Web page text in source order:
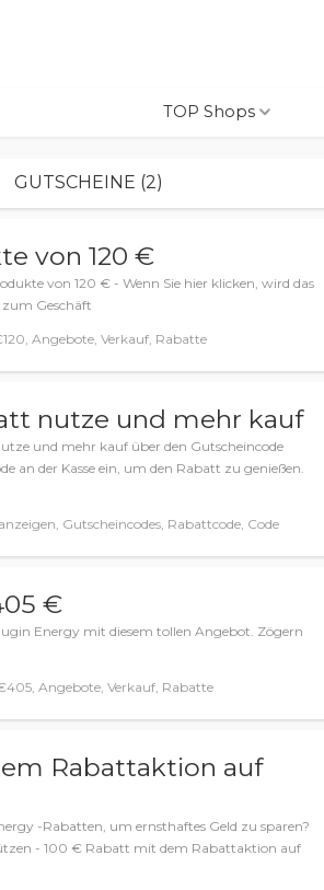
TOP Shops
GUTSCHEINE (2)
von 120 €
von 120 € - Wenn Sie hier klicken, wird das
Geschäft
Angebote, Verkauf, Rabatte
nutze und mehr kauf
und mehr kauf über den Gutscheincode
an der Kasse ein, um den Rabatt zu genießen.
Gutscheincodes, Rabattcode, Code
€
Energy mit diesem tollen Angebot. Zögern
Angebote, Verkauf, Rabatte
Rabattaktion auf
-Rabatten, um ernsthaftes Geld zu sparen?
- 100 € Rabatt mit dem Rabattaktion auf